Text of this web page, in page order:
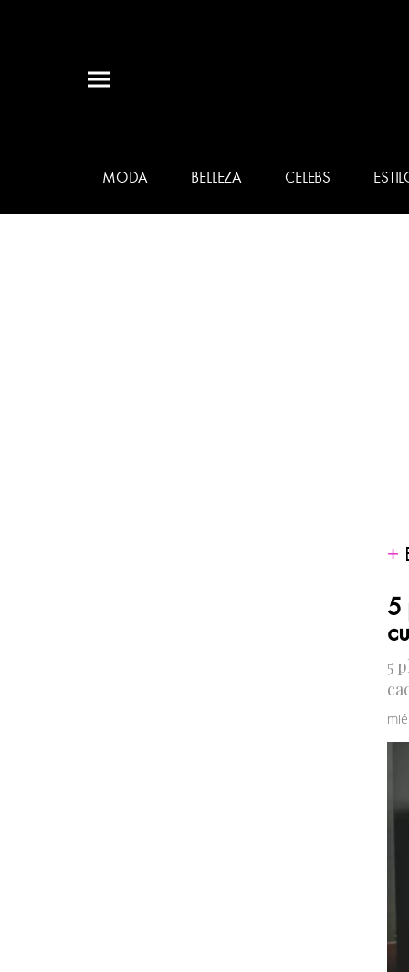
MODA BELLEZA CELEBS
5
5